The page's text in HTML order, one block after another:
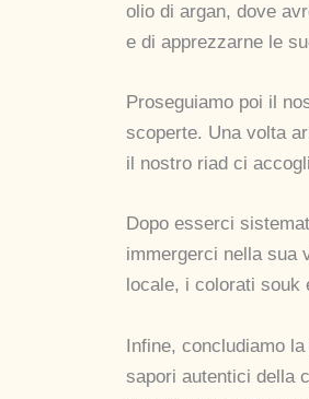
olio di argan, dove
e di apprezzarne le
Proseguiamo poi il
scoperte. Una volta
il nostro riad ci
Dopo esserci
immergerci nella sua
locale, i colorati
Infine, concludiamo
sapori autentici della